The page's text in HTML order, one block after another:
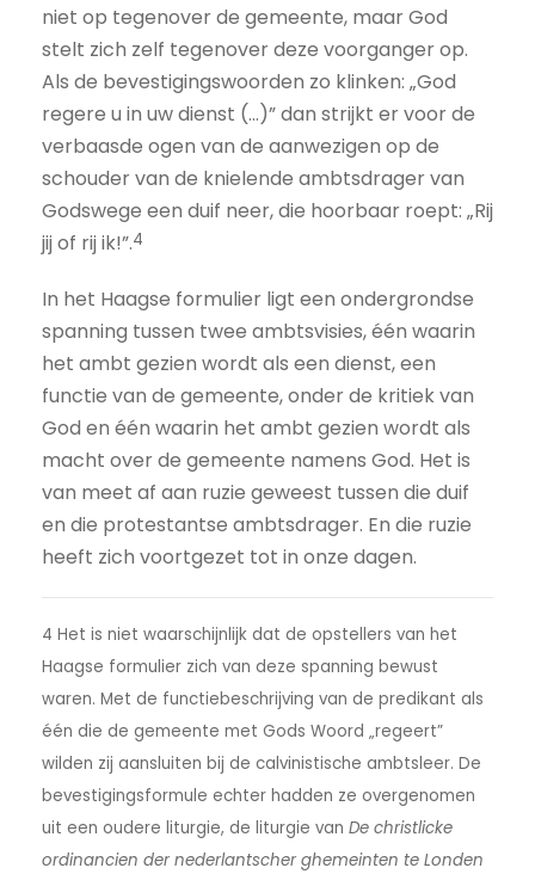
niet op tegenover de gemeente, maar God
stelt zich zelf tegenover deze voorganger op.
Als de bevestigingswoorden zo klinken: „God
regere u in uw dienst (…)” dan strijkt er voor de
verbaasde ogen van de aanwezigen op de
schouder van de knielende ambtsdrager van
Godswege een duif neer, die hoorbaar roept: „Rij
jij of rij ik!”.4
In het Haagse formulier ligt een ondergrondse
spanning tussen twee ambtsvisies, één waarin
het ambt gezien wordt als een dienst, een
functie van de gemeente, onder de kritiek van
God en één waarin het ambt gezien wordt als
macht over de gemeente namens God. Het is
van meet af aan ruzie geweest tussen die duif
en die protestantse ambtsdrager. En die ruzie
heeft zich voortgezet tot in onze dagen.
4 Het is niet waarschijnlijk dat de opstellers van het
Haagse formulier zich van deze spanning bewust
waren. Met de functiebeschrijving van de predikant als
één die de gemeente met Gods Woord „regeert”
wilden zij aansluiten bij de calvinistische ambtsleer. De
bevestigingsformule echter hadden ze overgenomen
uit een oudere liturgie, de liturgie van De christlicke
ordinancien der nederlantscher ghemeinten te Londen